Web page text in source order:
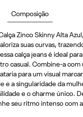
Composição
Zinco Skinny Alta
suas curvas,
calça jeans é ideal
casual. Combine-a com
para um visual
e a singularidade da
e o charme único.
seu ritmo intenso com